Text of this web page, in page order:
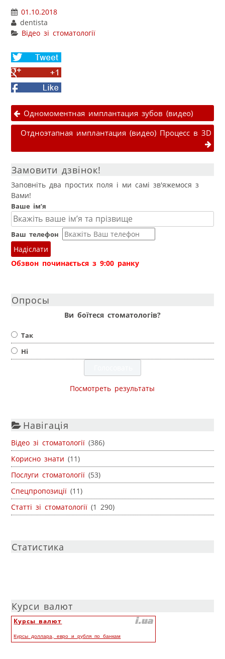
01.10.2018
dentista
Відео зі стоматології
Share
on
Twitter
Share
on
Google+
Facebook
Навігація публікаціями
Одномоментная имплантация зубов (видео)
Отдноэтапная имплантация (видео) Процесс в 3D
Замовити дзвінок!
Заповніть два простих поля і ми самі зв'яжемося з
Вами!
Ваше ім’я
Ваш телефон
Надіслати
Обзвон починається з 9:00 ранку
Опросы
Ви боїтеся стоматологів?
Так
Ні
Посмотреть результаты
Навігація
Відео зі стоматології (386)
Корисно знати (11)
Послуги стоматології (53)
Спецпропозиції (11)
Статті зі стоматології (1 290)
Статистика
Курси валют
Курсы валют
Курсы доллара, евро и рубля по банкам